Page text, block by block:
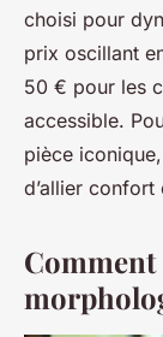
choisi pour
prix oscillant
50 € pour les
accessible.
pièce
d’allier confort